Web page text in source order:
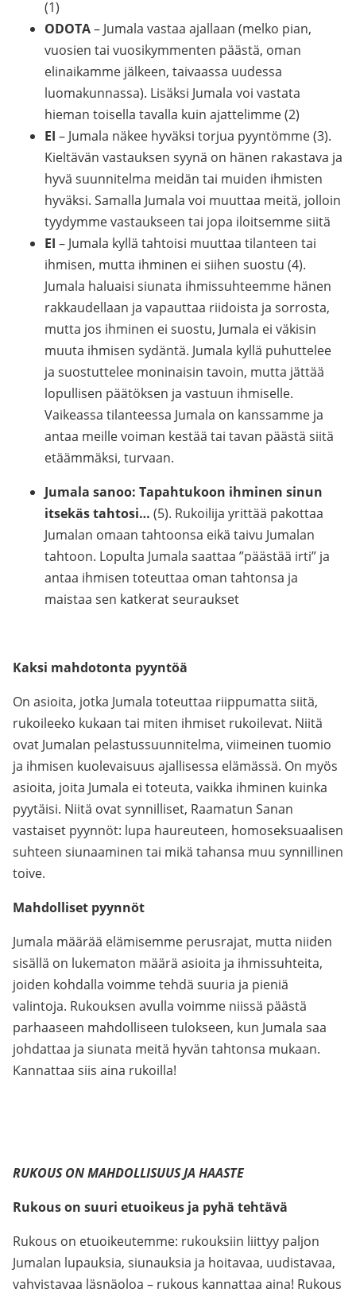
(1)
ODOTA– Jumala vastaa ajallaan (melko pian,
vuosien tai vuosikymmenten päästä, oman
elinaikamme jälkeen, taivaassa uudessa
luomakunnassa). Lisäksi Jumala voi vastata
hieman toisella tavalla kuin ajattelimme (2)
EI – Jumala näkee hyväksi torjua pyyntömme (3).
Kieltävän vastauksen syynä on hänen rakastava ja
hyvä suunnitelma meidän tai muiden ihmisten
hyväksi. Samalla Jumala voi muuttaa meitä, jolloin
tyydymme vastaukseen tai jopa iloitsemme siitä
EI – Jumala kyllä tahtoisi muuttaa tilanteen tai
ihmisen, mutta ihminen ei siihen suostu (4).
Jumala haluaisi siunata ihmissuhteemme hänen
rakkaudellaan ja vapauttaa riidoista ja sorrosta,
mutta jos ihminen ei suostu, Jumala ei väkisin
muuta ihmisen sydäntä. Jumala kyllä puhuttelee
ja suostuttelee moninaisin tavoin, mutta jättää
lopullisen päätöksen ja vastuun ihmiselle.
Vaikeassa tilanteessa Jumala on kanssamme ja
antaa meille voiman kestää tai tavan päästä siitä
etäämmäksi, turvaan.
Jumala sanoo: Tapahtukoon ihminen sinun
itsekäs tahtosi… (5). Rukoilija yrittää pakottaa
Jumalan omaan tahtoonsa eikä taivu Jumalan
tahtoon. Lopulta Jumala saattaa ”päästää irti” ja
antaa ihmisen toteuttaa oman tahtonsa ja
maistaa sen katkerat seuraukset
Kaksi mahdotonta pyyntöä
On asioita, jotka Jumala toteuttaa riippumatta siitä,
rukoileeko kukaan tai miten ihmiset rukoilevat. Niitä
ovat Jumalan pelastussuunnitelma, viimeinen tuomio
ja ihmisen kuolevaisuus ajallisessa elämässä. On myös
asioita, joita Jumala ei toteuta, vaikka ihminen kuinka
pyytäisi. Niitä ovat synnilliset, Raamatun Sanan
vastaiset pyynnöt: lupa haureuteen, homoseksuaalisen
suhteen siunaaminen tai mikä tahansa muu synnillinen
toive.
Mahdolliset pyynnöt
Jumala määrää elämisemme perusrajat, mutta niiden
sisällä on lukematon määrä asioita ja ihmissuhteita,
joiden kohdalla voimme tehdä suuria ja pieniä
valintoja. Rukouksen avulla voimme niissä päästä
parhaaseen mahdolliseen tulokseen, kun Jumala saa
johdattaa ja siunata meitä hyvän tahtonsa mukaan.
Kannattaa siis aina rukoilla!
RUKOUS ON MAHDOLLISUUS JA HAASTE
Rukous on suuri etuoikeus ja pyhä tehtävä
Rukous on etuoikeutemme: rukouksiin liittyy paljon
Jumalan lupauksia, siunauksia ja hoitavaa, uudistavaa,
vahvistavaa läsnäoloa – rukous kannattaa aina! Rukous